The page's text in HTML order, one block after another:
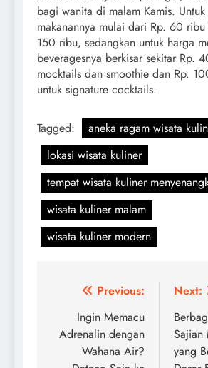
bagi wanita di malam Kamis.
makanannya mulai dari Rp. 60
150 ribu, sedangkan untuk harga
beveragesnya berkisar sekitar Rp.
mocktails dan smoothie dan Rp.
untuk signature cocktails.
Tagged:
aneka ragam wisata
lokasi wisata kuliner
tempat wisata kuliner
wisata kuliner malam
wisata kuliner modern
Navigasi
pos
Previous:
Ingin Memacu
Adrenalin dengan
Wahana Air?
Next:
Sajian
yang